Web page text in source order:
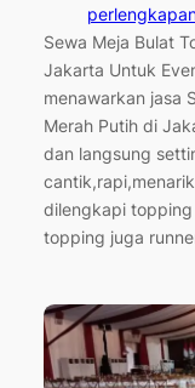
Sewa Meja Bulat
Jakarta Untuk
menawarkan jasa
Merah Putih di
dan langsung
dilengkapi
topping juga